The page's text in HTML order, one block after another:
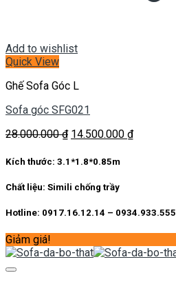
Add to wishlist
Quick View
Ghế Sofa Góc L
Sofa góc SFG021
28.000.000₫ Giá
là:
14.500.000 ₫Giá
Kích thước: 3.1*1.8*0.85m
Chất liệu: Simili chống trầy
Hotline: 0917.16.12.14 – 0934.933.555
Giảm giá!